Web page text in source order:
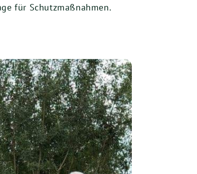
für Schutzmaßnahmen.